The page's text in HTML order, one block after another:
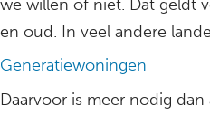
we willen of niet. Dat geldt
en oud. In veel andere
Generatiewoningen
Daarvoor is meer nodig